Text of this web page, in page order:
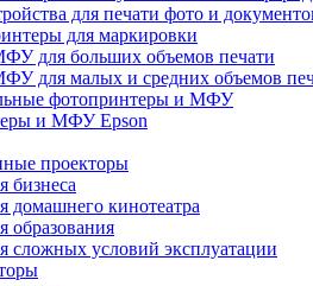
для печати фото и
для маркировки
для больших объемов печати
для малых и средних объемов
фотопринтеры и МФУ
и МФУ Epson
проекторы
бизнеса
домашнего кинотеатра
образования
сложных условий эксплуатации